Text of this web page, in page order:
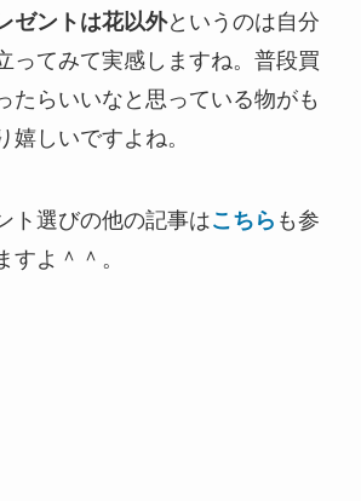
ゼントは花以外というのは自分
ってみて実感しますね。普段買
たらいいなと思っている物がも
嬉しいですよね。
ト選びの他の記事はこちら も参
すよ＾＾。